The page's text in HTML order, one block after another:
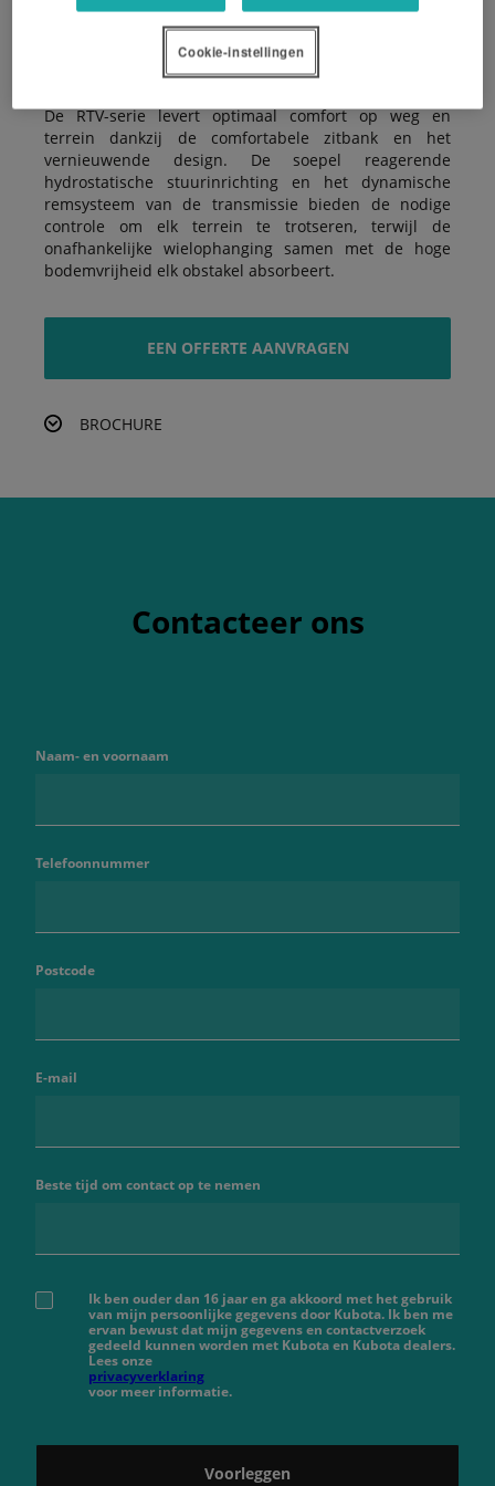
De RTV-serie levert optimaal comfort op weg en
terrein dankzij de comfortabele zitbank en het
vernieuwende design. De soepel reagerende
hydrostatische stuurinrichting en het dynamische
remsysteem van de transmissie bieden de nodige
controle om elk terrein te trotseren, terwijl de
onafhankelijke wielophanging samen met de hoge
bodemvrijheid elk obstakel absorbeert.
EEN OFFERTE AANVRAGEN
BROCHURE
Contacteer ons
Naam- en voornaam
Telefoonnummer
Postcode
E-mail
Beste tijd om contact op te nemen
Ik ben ouder dan 16 jaar en ga akkoord met het gebruik
van mijn persoonlijke gegevens door Kubota. Ik ben me
ervan bewust dat mijn gegevens en contactverzoek
gedeeld kunnen worden met Kubota en Kubota dealers.
Lees onze
privacyverklaring
voor meer informatie.
Voorleggen
Cookie-instellingen